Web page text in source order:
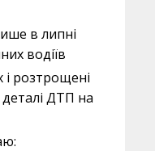
в липні
водіїв
розтрощені
деталі ДТП на